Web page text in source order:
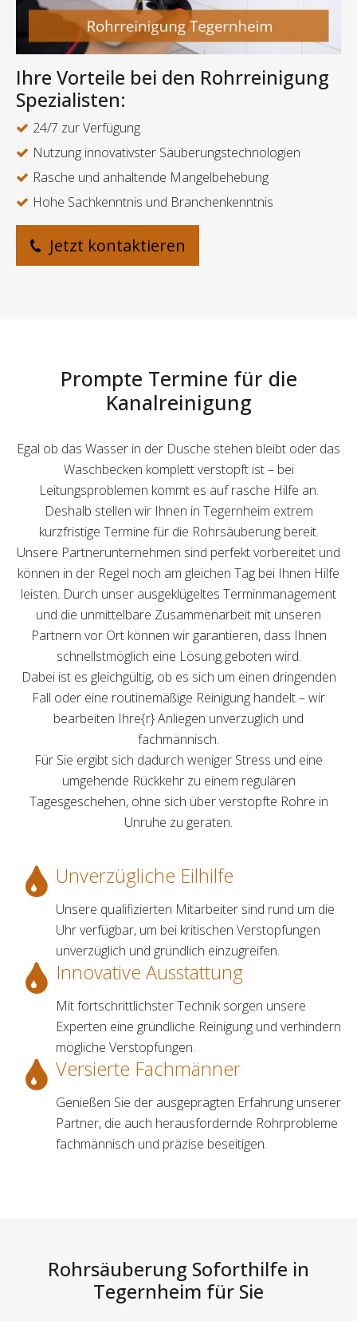
Ihre Vorteile bei den Rohrreinigung
Spezialisten:
24/7 zur Verfügung
Nutzung innovativster Säuberungstechnologien
Rasche und anhaltende Mangelbehebung
Hohe Sachkenntnis und Branchenkenntnis
Jetzt kontaktieren
Prompte Termine für die
Kanalreinigung
Egal ob das Wasser in der Dusche stehen bleibt oder das
Waschbecken komplett verstopft ist – bei
Leitungsproblemen kommt es auf rasche Hilfe an.
Deshalb stellen wir Ihnen in Tegernheim extrem
kurzfristige Termine für die Rohrsäuberung bereit.
Unsere Partnerunternehmen sind perfekt vorbereitet und
können in der Regel noch am gleichen Tag bei Ihnen Hilfe
leisten. Durch unser ausgeklügeltes Terminmanagement
und die unmittelbare Zusammenarbeit mit unseren
Partnern vor Ort können wir garantieren, dass Ihnen
schnellstmöglich eine Lösung geboten wird.
Dabei ist es gleichgültig, ob es sich um einen dringenden
Fall oder eine routinemäßige Reinigung handelt – wir
bearbeiten Ihre{r} Anliegen unverzüglich und
fachmännisch.
Für Sie ergibt sich dadurch weniger Stress und eine
umgehende Rückkehr zu einem regulären
Tagesgeschehen, ohne sich über verstopfte Rohre in
Unruhe zu geraten.
Unverzügliche Eilhilfe
Unsere qualifizierten Mitarbeiter sind rund um die
Uhr verfügbar, um bei kritischen Verstopfungen
unverzüglich und gründlich einzugreifen.
Innovative Ausstattung
Mit fortschrittlichster Technik sorgen unsere
Experten eine gründliche Reinigung und verhindern
mögliche Verstopfungen.
Versierte Fachmänner
Genießen Sie der ausgeprägten Erfahrung unserer
Partner, die auch herausfordernde Rohrprobleme
fachmännisch und präzise beseitigen.
Rohrsäuberung Soforthilfe in
Tegernheim für Sie